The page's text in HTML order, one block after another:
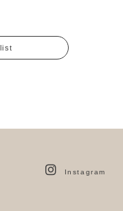
Instagram